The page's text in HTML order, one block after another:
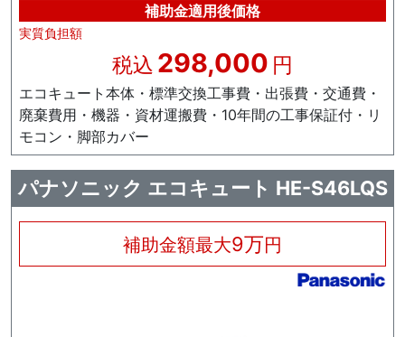
補助金適用後価格
実質負担額
税込 298,000 円
エコキュート本体・標準交換工事費・出張費・交通費・
廃棄費用・機器・資材運搬費・10年間の工事保証付・リ
モコン・脚部カバー
パナソニック エコキュート HE-S46LQS
補助金額最大9万円